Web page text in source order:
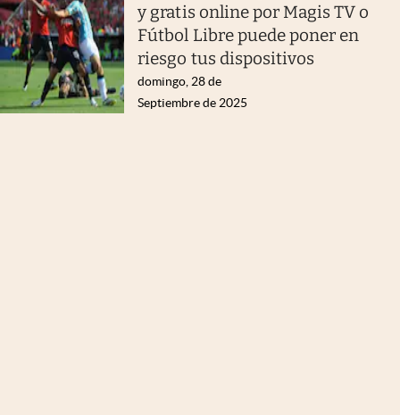
y gratis online por Magis TV o
Fútbol Libre puede poner en
riesgo tus dispositivos
domingo, 28 de
Septiembre de 2025